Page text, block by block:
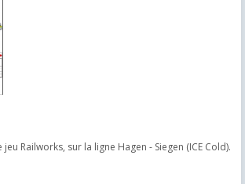
Railworks, sur la ligne Hagen - Siegen (ICE Cold).